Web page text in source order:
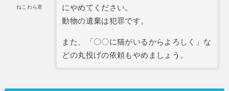
ねこわら君
にやめてください。
動物の遺棄は犯罪です。
また、「〇〇に猫がいるからよろしく」な
どの丸投げの依頼もやめましょう。